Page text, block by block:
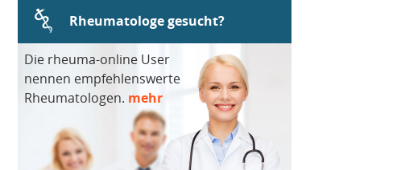
Rheumatologe gesucht?
Die rheuma-online User
nennen empfehlenswerte
Rheumatologen. mehr